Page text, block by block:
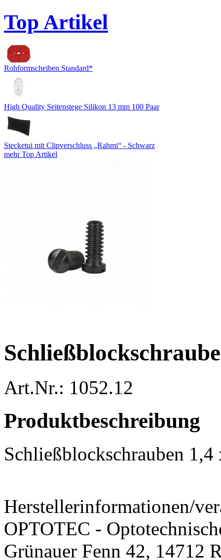
Top Artikel
Rohformscheiben Standard*
High Quality Seitenstege Silikon 13 mm 100 Paar
Stecketui mit Clipverschluss „Rahmi“ - Schwarz
mehr Top Artikel
Art.Nr.: 1052.12
Produktbeschreibung
Schließblockschrauben
Herstellerinformationen/
OPTOTEC -
Grünauer Fenn 42, 14712